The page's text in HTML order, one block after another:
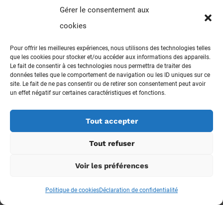
Gérer le consentement aux
cookies
Pour offrir les meilleures expériences, nous utilisons des technologies telles
que les cookies pour stocker et/ou accéder aux informations des appareils.
Le fait de consentir à ces technologies nous permettra de traiter des
données telles que le comportement de navigation ou les ID uniques sur ce
site. Le fait de ne pas consentir ou de retirer son consentement peut avoir
un effet négatif sur certaines caractéristiques et fonctions.
Tout accepter
Tout refuser
Voir les préférences
Politique de cookiesDéclaration de confidentialité
of adjuvants. BMJ 2009;339:b4335.
10.1136/bmj.b4335 19846501
[8] European Centre for Disease Prevention and
Control. Narcolepsy in association with pandemic
influenza vaccination (a multicountry European
epidemiological investigation). 2012.
/publications/Publications/Vaesco%20report%20FI
NAL%20with%20cover.pdf
etal . Increased incidence and clinical picture of
pandemic vaccination campaign in Finland. PLoS